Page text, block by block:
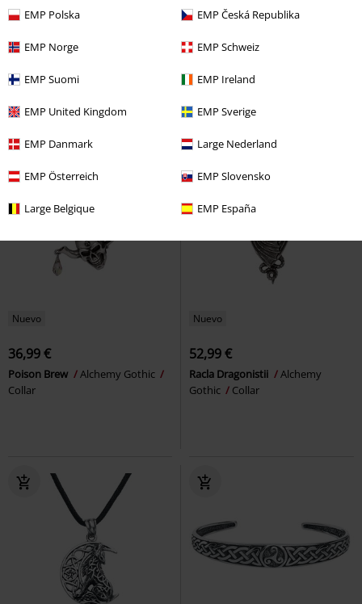
EMP Polska EMP Česká Republika
EMP Norge EMP Schweiz
EMP Suomi EMP Ireland
EMP United Kingdom EMP Sverige
EMP Danmark Large Nederland
EMP Österreich EMP Slovensko
Large Belgique EMP España
Nuevo
49,99 €
Pendientes
Nuevo
29,99 €
Anillo
Nuevo
36,99 €
Poison Brew
Alchemy Gothic
Collar
Nuevo
52,99 €
Racla Dragonistii
Alchemy
Gothic
Collar